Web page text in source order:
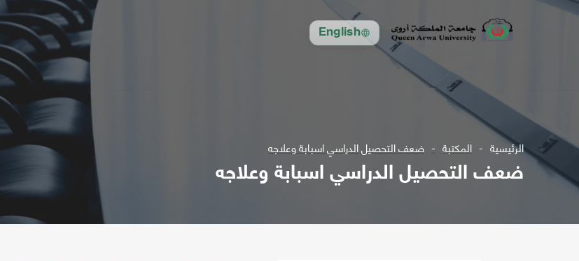
English
الرئيسية المكتبة ضعف التحصيل الدراسي اسبابة وعلاجه
ضعف التحصيل الدراسي اسبابة وعلاجه